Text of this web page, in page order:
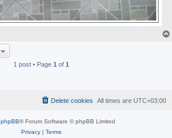
1 post • Page 1 of 1
All times are UTC+03:00
Delete cookies
phpBB® Forum Software © phpBB Limited
Privacy| Terms